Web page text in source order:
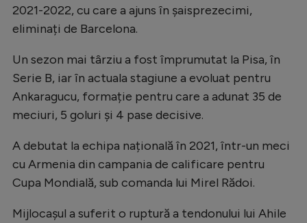
2021-2022, cu care a ajuns în șaisprezecimi,
eliminați de Barcelona.
Un sezon mai târziu a fost împrumutat la Pisa, în
Serie B, iar în actuala stagiune a evoluat pentru
Ankaragucu, formație pentru care a adunat 35 de
meciuri, 5 goluri și 4 pase decisive.
A debutat la echipa națională în 2021, într-un meci
cu Armenia din campania de calificare pentru
Cupa Mondială, sub comanda lui Mirel Rădoi.
Mijlocașul a suferit o ruptură a tendonului lui Ahile